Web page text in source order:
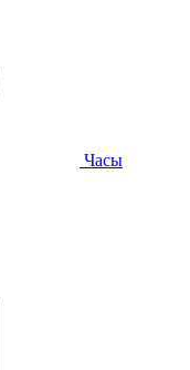
Часы